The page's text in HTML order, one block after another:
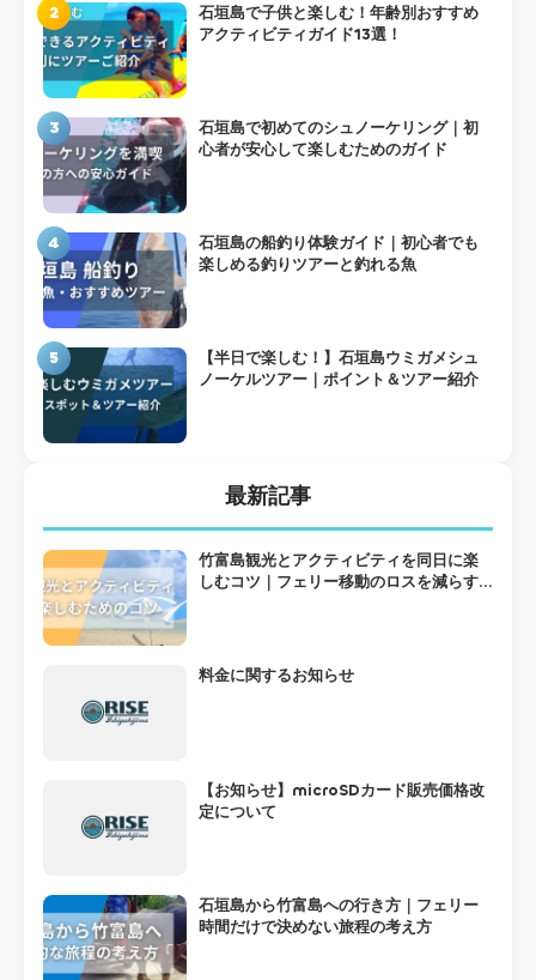
2
石垣島で子供と楽しむ！年齢別おすすめ
アクティビティガイド13選！
3
石垣島で初めてのシュノーケリング｜初
心者が安心して楽しむためのガイド
4
石垣島の船釣り体験ガイド｜初心者でも
楽しめる釣りツアーと釣れる魚
5
【半日で楽しむ！】石垣島ウミガメシュ
ノーケルツアー｜ポイント＆ツアー紹介
最新記事
竹富島観光とアクティビティを同日に楽
しむコツ｜フェリー移動のロスを減らす
料金に関するお知らせ
【お知らせ】microSDカード販売価格改
定について
石垣島から竹富島への行き方｜フェリー
時間だけで決めない旅程の考え方